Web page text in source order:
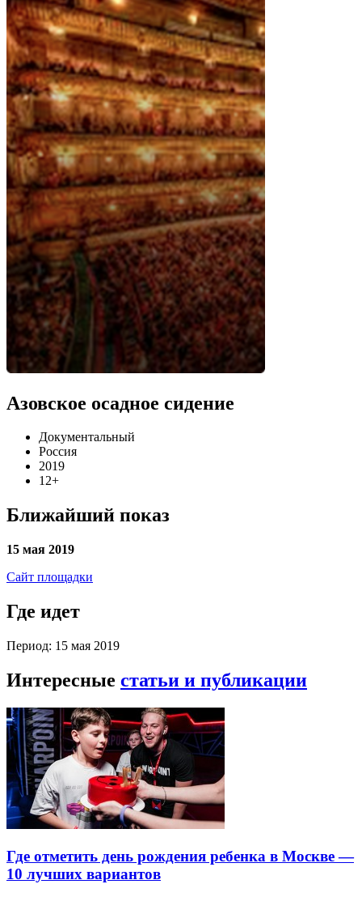
Азовское осадное сидение
Документальный
Россия
2019
12+
Ближайший показ
15 мая 2019
Сайт площадки
Где идет
Период: 15 мая 2019
Интересные статьи и публикации
Где отметить день рождения ребенка в Москве —
10 лучших вариантов